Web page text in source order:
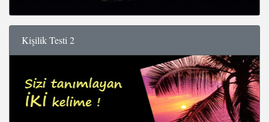
Kişilik Testi 2